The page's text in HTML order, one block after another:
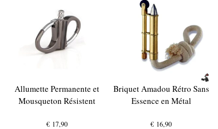
Allumette Permanente et
Mousqueton Résistent
€ 17,90
Briquet Amadou Rétro Sans
Essence en Métal
€ 16,90